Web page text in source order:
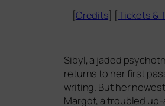
[Credits] [Tickets &
Sibyl, a jaded
returns to her first
wri­ting. But her
Margot, a trou­bled